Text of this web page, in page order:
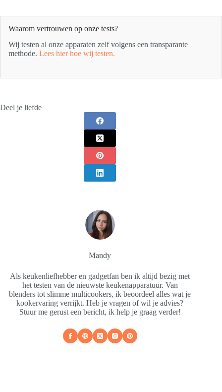
Waarom vertrouwen op onze tests?
Wij testen al onze apparaten zelf volgens een transparante
methode. Lees hier hoe wij testen.
Deel je liefde
Mandy
Als keukenliefhebber en gadgetfan ben ik altijd bezig met
het testen van de nieuwste keukenapparatuur. Van
blenders tot slimme multicookers, ik beoordeel alles wat je
kookervaring verrijkt. Heb je vragen of wil je advies?
Stuur me gerust een bericht, ik help je graag verder!